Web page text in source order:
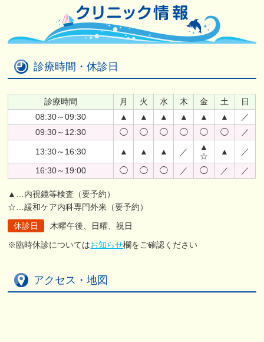
診療時間・休診日
診療時間 月 火 水 木 金 土
日
08:30～09:30
▲ ▲ ▲ ▲ ▲ ▲
／
09:30～12:30
◯ ◯ ◯ ◯ ◯ ◯ ／
13:30～16:30 ▲ ▲ ▲ ／
▲
☆
▲
／
16:30～19:00
◯ ◯ ◯ ／ ◯ ／ ／
▲…内視鏡等検査（要予約）
☆…緩和ケア内科専門外来（要予約）
休診日
木曜午後、日曜、祝日
※臨時休診についてはお知らせ欄をご確認ください
アクセス・地図